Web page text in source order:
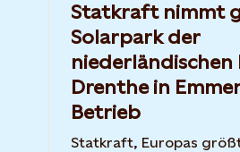
Statkraft nimmt
Solarpark der
niederländischen
Drenthe in
Betrieb
Statkraft, Europas